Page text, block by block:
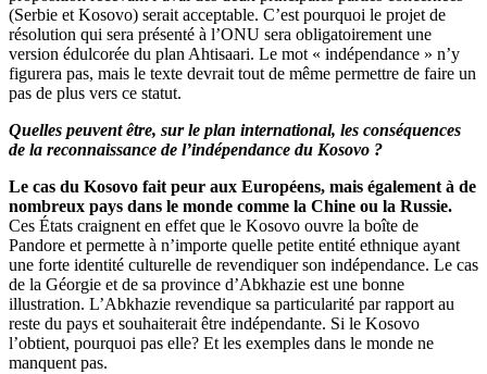
(Serbie et Kosovo) serait acceptable. C’est pourquoi le projet de
résolution qui sera présenté à l’ONU sera obligatoirement une
version édulcorée du plan Ahtisaari. Le mot « indépendance » n’y
figurera pas, mais le texte devrait tout de même permettre de faire un
pas de plus vers ce statut.
Quelles peuvent être, sur le plan international, les conséquences
de la reconnaissance de l’indépendance du Kosovo ?
Le cas du Kosovo fait peur aux Européens, mais également à de
nombreux pays dans le monde comme la Chine ou la Russie.
Ces États craignent en effet que le Kosovo ouvre la boîte de
Pandore et permette à n’importe quelle petite entité ethnique ayant
une forte identité culturelle de revendiquer son indépendance. Le cas
de la Géorgie et de sa province d’Abkhazie est une bonne
illustration. L’Abkhazie revendique sa particularité par rapport au
reste du pays et souhaiterait être indépendante. Si le Kosovo
l’obtient, pourquoi pas elle? Et les exemples dans le monde ne
manquent pas.